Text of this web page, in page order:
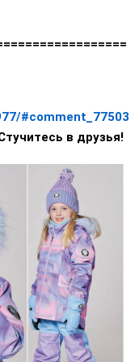
#comment_77503
в друзья!